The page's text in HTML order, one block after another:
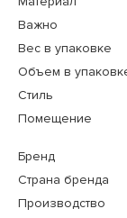
Важно
Вес в упаковке
Объем в
Стиль
Помещение
Бренд
Страна бренда
Производство